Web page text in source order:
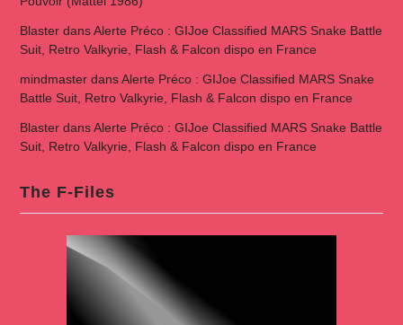
BlasterdansAlerte Préco : GIJoe Classified MARS Snake Battle
Suit, Retro Valkyrie, Flash & Falcon dispo en France
mindmasterdansAlerte Préco : GIJoe Classified MARS Snake
Battle Suit, Retro Valkyrie, Flash & Falcon dispo en France
BlasterdansAlerte Préco : GIJoe Classified MARS Snake Battle
Suit, Retro Valkyrie, Flash & Falcon dispo en France
The F-Files